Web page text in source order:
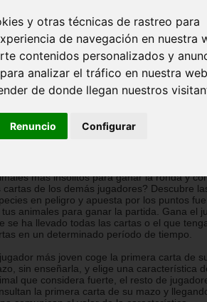
y otras técnicas de rastreo para
de navegación en nuestra
contenidos personalizados y
analizar el tráfico en nuestra
de donde llegan nuestros
Renuncio Configurar
infantiles Juguetes por edad >
infantiles>Juguetes por tipo >
más insólitos para ganar la ronda y
cartas de los demás jugadores? Descubre
en peligro y apuesta por los puntos
tus animales para ganar la partida. Gana el
se ha llevado todas las cartas o el que
en un determinado período de tiempo.
más joven coge la primera carta de
sin enseñarla, y elige una característica
que considera fuerte, el resto de
la primera carta de su mazo y